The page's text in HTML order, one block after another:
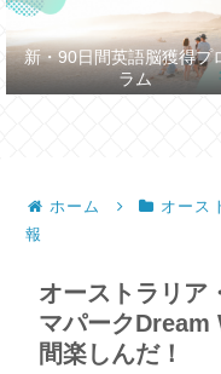
新・90日間英語脳獲得プ
ラム
ホーム オース
報
オーストラリア
マパークDream
間楽しんだ！